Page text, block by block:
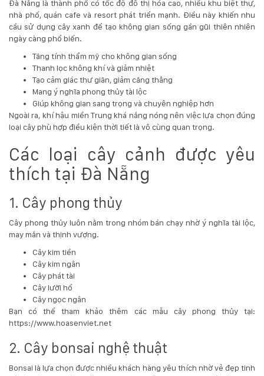
hoasenvietdn@gmail.com
Nguyễn
Hữu
-
Cẩm
-
Đà
nẵng
-
168
Công
Quý
-
Đà
Đà Nẵng là thành phố có tốc độ đô thị hóa cao, nhiều khu biệt thự,
nhà phố, quán cafe và resort phát triển mạnh. Điều này khiến nhu
cầu sử dụng cây xanh để tạo không gian sống gần gũi thiên nhiên
ngày càng phổ biến.
Tăng tính thẩm mỹ cho không gian sống
Thanh lọc không khí và giảm nhiệt
Tạo cảm giác thư giãn, giảm căng thẳng
Mang ý nghĩa phong thủy tài lộc
Giúp không gian sang trọng và chuyên nghiệp hơn
Ngoài ra, khí hậu miền Trung khá nắng nóng nên việc lựa chọn đúng
loại cây phù hợp điều kiện thời tiết là vô cùng quan trọng.
Các loại cây cảnh được yêu
thích tại Đà Nẵng
1. Cây phong thủy
Cây phong thủy luôn nằm trong nhóm bán chạy nhờ ý nghĩa tài lộc,
may mắn và thịnh vượng.
Cây kim tiền
Cây kim ngân
Cây phát tài
Cây lưỡi hổ
Cây ngọc ngân
Bạn có thể tham khảo thêm các mẫu cây phong thủy tại:
https://www.hoasenviet.net
2. Cây bonsai nghệ thuật
Bonsai là lựa chọn được nhiều khách hàng yêu thích nhờ vẻ đẹp tinh